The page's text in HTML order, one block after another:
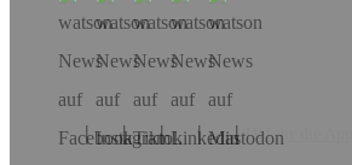
Hol dir die App!